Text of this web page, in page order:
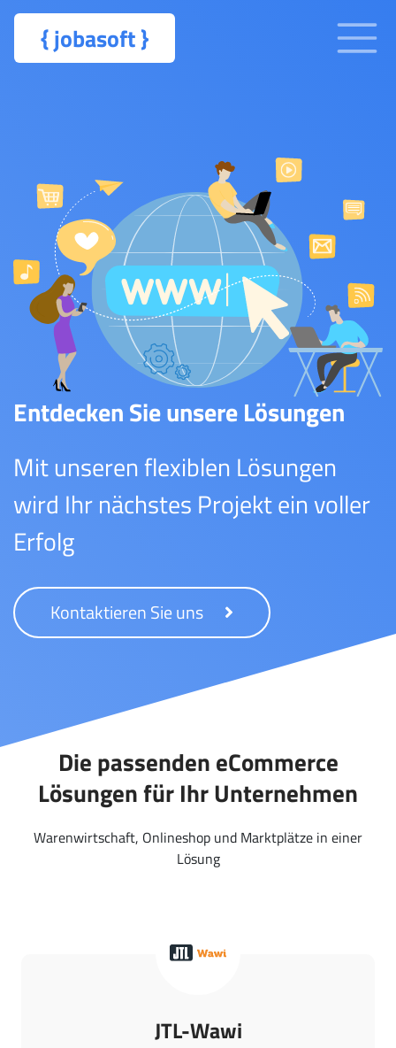
{jobasoft}
Entdecken Sie unsere Lösungen
Mit unseren flexiblen Lösungen
wird Ihr nächstes Projekt ein voller
Erfolg
Kontaktieren Sie uns
Die passenden eCommerce
Lösungen für Ihr Unternehmen
Warenwirtschaft, Onlineshop und Marktplätze in einer
Lösung
JTL-Wawi